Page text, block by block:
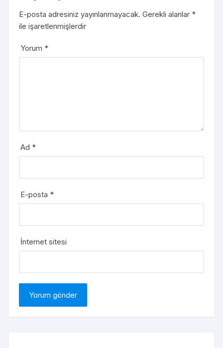
E-posta adresiniz yayınlanmayacak. Gerekli alanlar *
ile işaretlenmişlerdir
Yorum *
Ad *
E-posta *
İnternet sitesi